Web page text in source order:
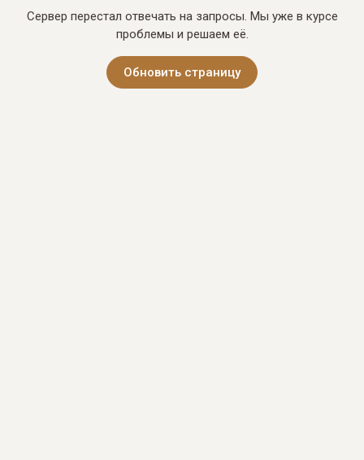
Сервер перестал отвечать на запросы. Мы уже в курсе
проблемы и решаем её.
Обновить страницу